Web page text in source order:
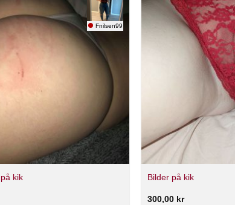
Fnilsen99
kik Bilder på kik
300,00 kr